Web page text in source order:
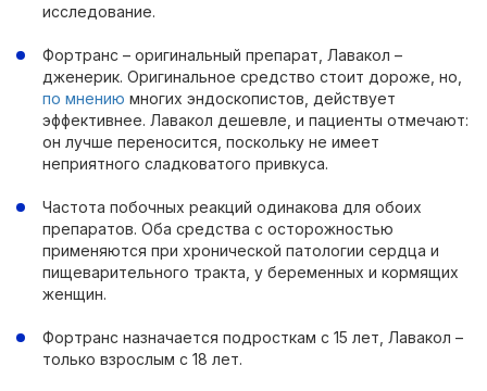
исследование.
Фортранс – оригинальный препарат, Лавакол –
дженерик. Оригинальное средство стоит дороже, но,
по мнению многих эндоскопистов, действует
эффективнее. Лавакол дешевле, и пациенты отмечают:
он лучше переносится, поскольку не имеет
неприятного сладковатого привкуса.
Частота побочных реакций одинакова для обоих
препаратов. Оба средства с осторожностью
применяются при хронической патологии сердца и
пищеварительного тракта, у беременных и кормящих
женщин.
Фортранс назначается подросткам с 15 лет, Лавакол –
только взрослым с 18 лет.